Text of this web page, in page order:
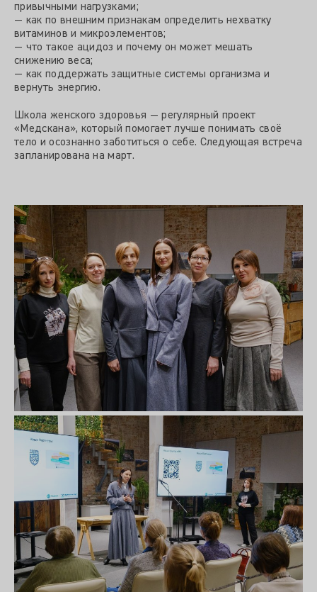
привычными нагрузками;
— как по внешним признакам определить нехватку
витаминов и микроэлементов;
— что такое ацидоз и почему он может мешать
снижению веса;
— как поддержать защитные системы организма и
вернуть энергию.
Школа женского здоровья — регулярный проект
«Медскана», который помогает лучше понимать своё
тело и осознанно заботиться о себе. Следующая встреча
запланирована на март.